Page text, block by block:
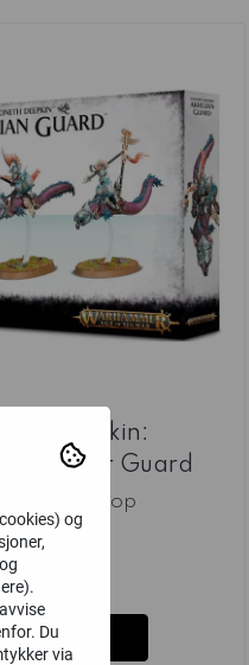
Deepkin:
Morsarr Guard
Workshop
445,-
Ikke på lager
Kjøp
og
Du
via